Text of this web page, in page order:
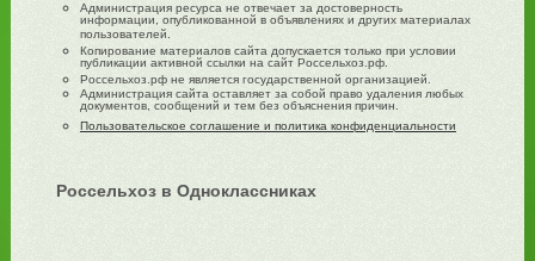
Администрация ресурса не отвечает за достоверность
информации, опубликованной в объявлениях и других материалах
пользователей.
Копирование материалов сайта допускается только при условии
публикации активной ссылки на сайт Россельхоз.рф.
Россельхоз.рф не является государственной организацией.
Администрация сайта оставляет за собой право удаления любых
документов, сообщений и тем без объяснения причин.
Пользовательское соглашение и политика конфиденциальности
Россельхоз в Одноклассниках